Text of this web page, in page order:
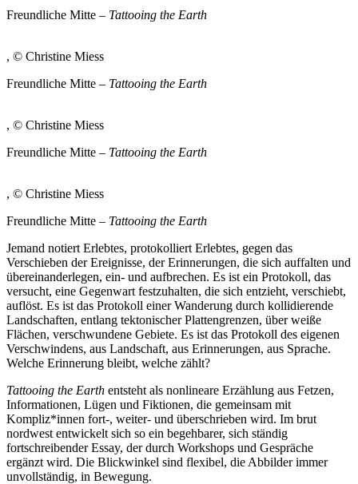
Freundliche Mitte – Tattooing the Earth
, © Christine Miess
Freundliche Mitte – Tattooing the Earth
, © Christine Miess
Freundliche Mitte – Tattooing the Earth
, © Christine Miess
Freundliche Mitte – Tattooing the Earth
Jemand notiert Erlebtes, protokolliert Erlebtes, gegen das
Verschieben der Ereignisse, der Erinnerungen, die sich auffalten und
übereinanderlegen, ein- und aufbrechen. Es ist ein Protokoll, das
versucht, eine Gegenwart festzuhalten, die sich entzieht, verschiebt,
auflöst. Es ist das Protokoll einer Wanderung durch kollidierende
Landschaften, entlang tektonischer Plattengrenzen, über weiße
Flächen, verschwundene Gebiete. Es ist das Protokoll des eigenen
Verschwindens, aus Landschaft, aus Erinnerungen, aus Sprache.
Welche Erinnerung bleibt, welche zählt?
Tattooing the Earth entsteht als nonlineare Erzählung aus Fetzen,
Informationen, Lügen und Fiktionen, die gemeinsam mit
Kompliz*innen fort-, weiter- und überschrieben wird. Im brut
nordwest entwickelt sich so ein begehbarer, sich ständig
fortschreibender Essay, der durch Workshops und Gespräche
ergänzt wird. Die Blickwinkel sind flexibel, die Abbilder immer
unvollständig, in Bewegung.